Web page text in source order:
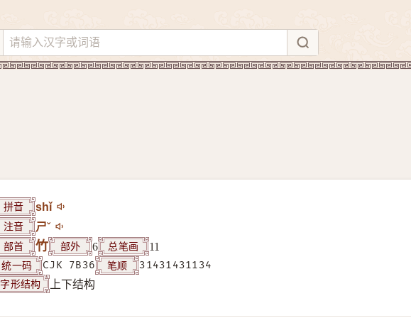
拼音 shǐ
注音 ㄕˇ
部首 竹 部外 6 总笔画 11
统一码 CJK 7B36 笔顺 31431431134
字形结构 上下结构